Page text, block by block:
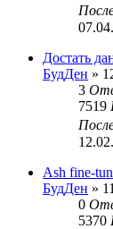
Достать
БудДен »
3
7519
Ash fine-
БудДен »
0
5370